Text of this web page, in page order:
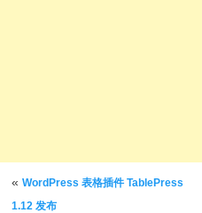
文章导航
«WordPress 表格插件 TablePress
1.12 发布